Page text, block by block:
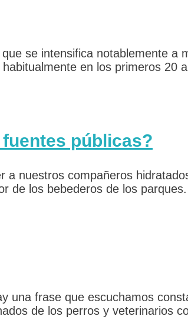
se intensifica notablemente a
en los primeros 20
públicas?
nuestros compañeros
de los bebederos de los
frase que escuchamos
de los perros y veterinarios